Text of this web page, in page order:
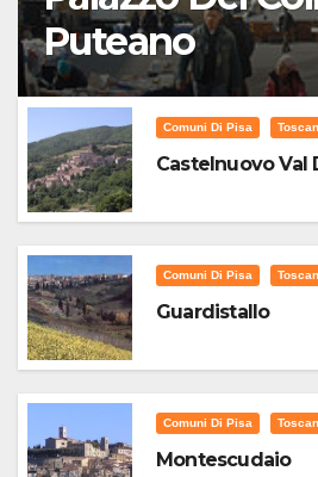
Puteano
Comuni Di Pisa
Castelnuovo Val
Comuni Di Pisa
Guardistallo
Comuni Di Pisa
Montescudaio